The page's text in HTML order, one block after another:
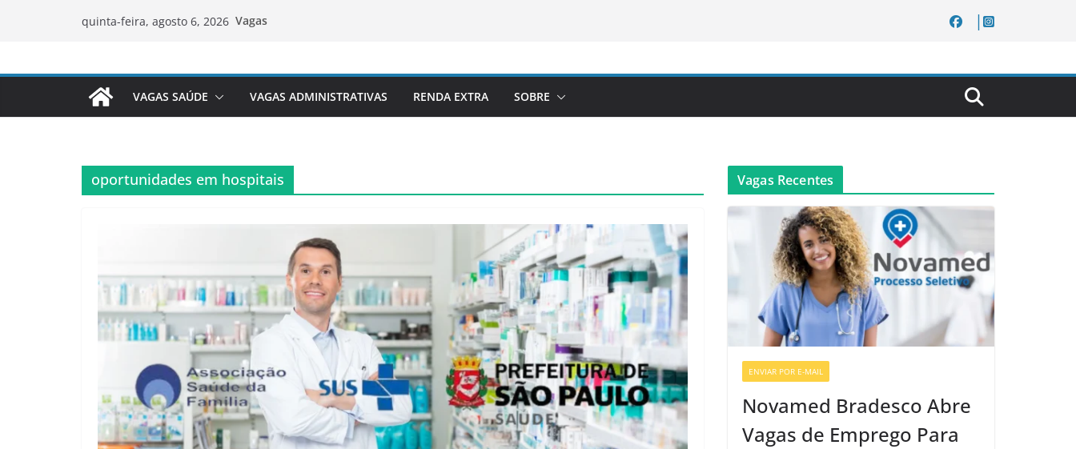
conteúdo
quinta-feira, agosto 6, 2026 Vagas
VAGAS SAÚDE VAGAS ADMINISTRATIVAS RENDA EXTRA SOBRE
oportunidades em hospitais Vagas Recentes
ENVIAR POR E-MAIL
Novamed Bradesco Abre
Vagas de Emprego Para